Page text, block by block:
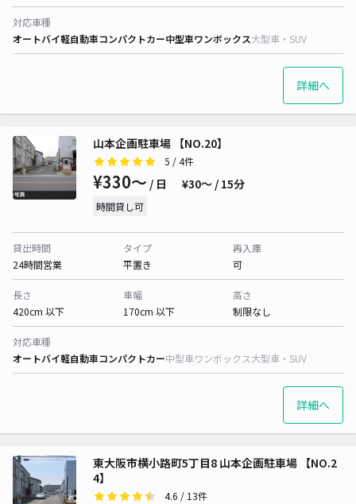
対応車種
オートバイ軽自動車コンパクトカー中型車ワンボックス大型車・SUV
詳細へ
山本企画駐車場 【NO.20】
5 / 4件
¥330〜 / 日 ¥30〜 / 15分
時間貸し可
貸出時間
24時間営業
タイプ
平置き
再入庫
可
長さ
420cm 以下
車幅
170cm 以下
高さ
制限なし
対応車種
オートバイ軽自動車コンパクトカー中型車ワンボックス大型車・SUV
詳細へ
東大阪市横小路町5丁目8 山本企画駐車場 【NO.2
4】
4.6 / 13件